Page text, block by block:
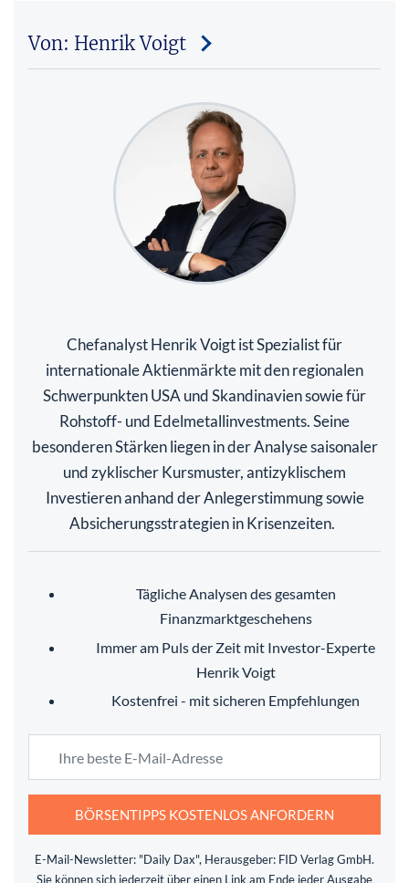
Von: Henrik Voigt
Chefanalyst Henrik Voigt ist Spezialist für
internationale Aktienmärkte mit den regionalen
Schwerpunkten USA und Skandinavien sowie für
Rohstoff- und Edelmetallinvestments. Seine
besonderen Stärken liegen in der Analyse saisonaler
und zyklischer Kursmuster, antizyklischem
Investieren anhand der Anlegerstimmung sowie
Absicherungsstrategien in Krisenzeiten.
Tägliche Analysen des gesamten
Finanzmarktgeschehens
Immer am Puls der Zeit mit Investor-Experte
Henrik Voigt
Kostenfrei - mit sicheren Empfehlungen
BÖRSENTIPPS KOSTENLOS ANFORDERN
E-Mail-Newsletter: "Daily Dax", Herausgeber: FID Verlag GmbH.
Sie können sich jederzeit über einen Link am Ende jeder Ausgabe